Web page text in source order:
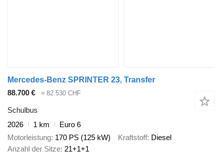
Mercedes-Benz SPRINTER 23, Transfer
88.700 €
≈ 82.530 CHF
Schulbus
2026
1 km
Euro 6
Motorleistung 170 PS (125 kW) Kraftstoff Diesel
Anzahl der Sitze 21+1+1